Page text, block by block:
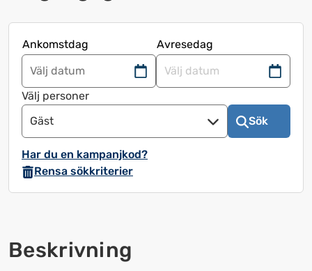
Ankomstdag
Avresedag
Navigera
framåt
för
att
kalendern
och
välja
Tryck
på
Navigera
välja
Välj personer
Gäst
Sök
Har du en kampanjkod?
Rensa sökkriterier
Beskrivning